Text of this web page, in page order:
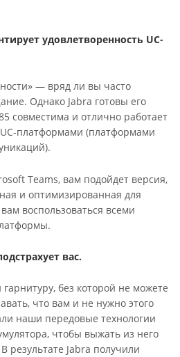
удовлетворенность UC-
— вряд ли вы часто
Однако Jabra готовы его
совместима и отлично работает
платформами (платформами
Teams, вам подойдет версия,
и оптимизированная для
воспользоваться всеми
вас.
без которой не можете
что вам и не нужно этого
наши передовые технологии
чтобы выжать из него
результате Jabra получили